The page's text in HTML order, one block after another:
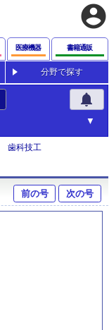
account_circle
医療機器 書籍通販
分野で探す
notifications
歯科技工
前の号 次の号